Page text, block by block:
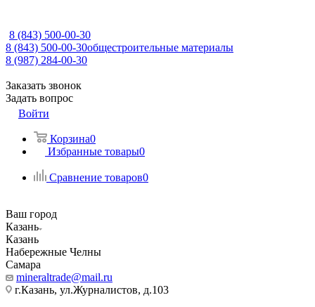
8 (843) 500-00-30
8 (843) 500-00-30общестроительные материалы
8 (987) 284-00-30
Заказать звонок
Задать вопрос
Войти
Корзина0
Избранные товары0
Сравнение товаров0
Ваш город
Казань
Казань
Набережные Челны
Самара
mineraltrade@mail.ru
г.Казань, ул.Журналистов, д.103